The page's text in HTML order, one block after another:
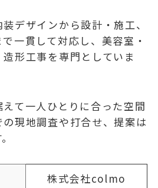
デザインから設計・施工、
一貫して対応し、美容室・
形工事を専門としていま
て一人ひとりに合った空間
現地調査や打合せ、提案は
株式会社colmo